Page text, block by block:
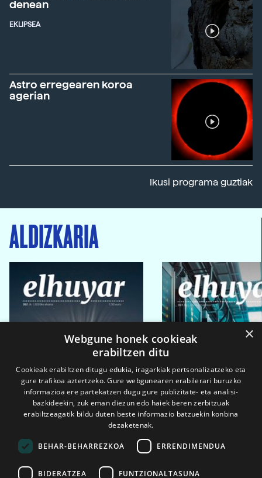
denean
EKLIPSEA
Astro erregearen koroa
agerian
Ikusi programa guztiak
ALDIZKARIA
×
Webgune honek cookieak
erabiltzen ditu
Cookieak erabiltzen ditugu edukia, iragarkiak pertsonalizatzeko eta
gure trafikoa aztertzeko. Gure webgunearen erabilerari buruzko
informazioa ere partekatzen dugu gure publizitate- eta analisi-
bazkideekin, zuk eman diezun edo haiek beren zerbitzuak
erabiltzeagatik bildu duten beste informazio batzuekin konbina
dezaketenak.
BEHAR-BEHARREZKOA ERRENDIMENDUA
BIDERATZEA FUNTZIONALTASUNA